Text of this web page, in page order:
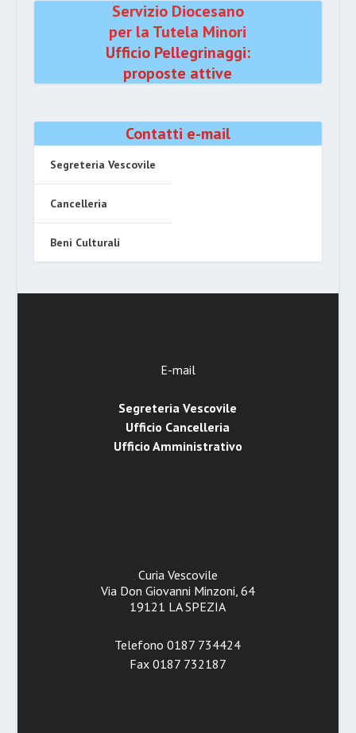
Servizio Diocesano
per la Tutela Minori
Ufficio Pellegrinaggi:
proposte attive
Contatti e-mail
Segreteria Vescovile
Cancelleria
Beni Culturali
E-mail
Segreteria Vescovile
Ufficio Cancelleria
Ufficio Amministrativo
Curia Vescovile
Via Don Giovanni Minzoni, 64
19121 LA SPEZIA
Telefono 0187 734424
Fax 0187 732187